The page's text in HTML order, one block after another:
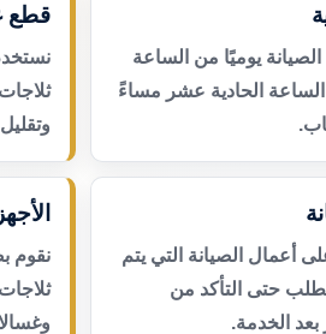
يوميًا من الساعة
الساعة الحادية عشر مساءً
قطع
الصيانة التي يتم
حتى التأكد من
بعد الخدمة.
نقوم